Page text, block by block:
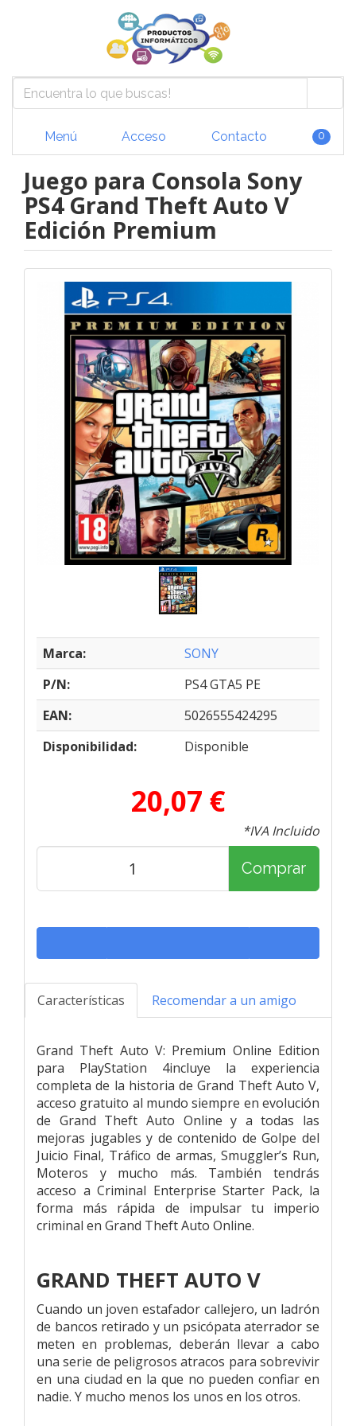
Menú Acceso Contacto 0
Juego para Consola Sony
PS4 Grand Theft Auto V
Edición Premium
Marca:
SONY
P/N:
PS4 GTA5 PE
EAN:
5026555424295
Disponibilidad:
Disponible
20,07 €
*IVA Incluido
Comprar
Características Recomendar a un amigo
Grand Theft Auto V: Premium Online Edition
para PlayStation 4incluye la experiencia
completa de la historia de Grand Theft Auto V,
acceso gratuito al mundo siempre en evolución
de Grand Theft Auto Online y a todas las
mejoras jugables y de contenido de Golpe del
Juicio Final, Tráfico de armas, Smuggler’s Run,
Moteros y mucho más. También tendrás
acceso a Criminal Enterprise Starter Pack, la
forma más rápida de impulsar tu imperio
criminal en Grand Theft Auto Online.
GRAND THEFT AUTO V
Cuando un joven estafador callejero, un ladrón
de bancos retirado y un psicópata aterrador se
meten en problemas, deberán llevar a cabo
una serie de peligrosos atracos para sobrevivir
en una ciudad en la que no pueden confiar en
nadie. Y mucho menos los unos en los otros.